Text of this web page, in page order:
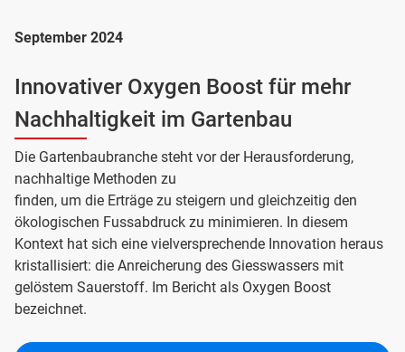
September 2024
Innovativer Oxygen Boost für mehr
Nachhaltigkeit im Gartenbau
Die Gartenbaubranche steht vor der Herausforderung,
nachhaltige Methoden zu
finden, um die Erträge zu steigern und gleichzeitig den
ökologischen Fussabdruck zu minimieren. In diesem
Kontext hat sich eine vielversprechende Innovation heraus
kristallisiert: die Anreicherung des Giesswassers mit
gelöstem Sauerstoff. Im Bericht als Oxygen Boost
bezeichnet.